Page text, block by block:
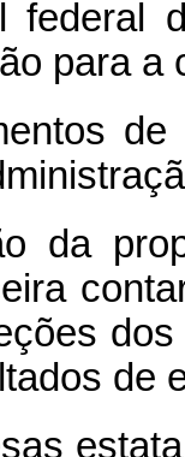
federal
para a
da
de